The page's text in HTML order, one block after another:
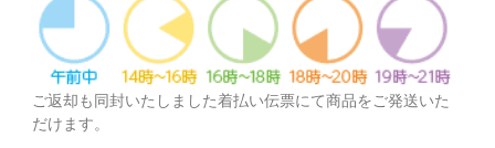
ご返却も同封いたしました着払い伝票にて商品をご発送いた
だけます。